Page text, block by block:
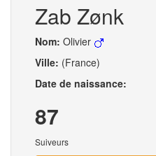
Zab Zønk
Nom: Olivier
Ville: (France)
Date de naissance:
87
Suiveurs